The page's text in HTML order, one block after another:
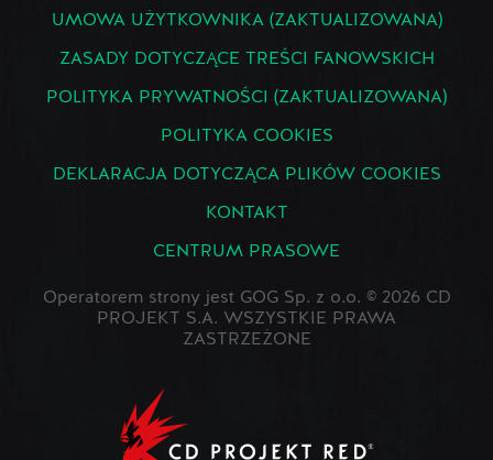
UMOWA UŻYTKOWNIKA (ZAKTUALIZOWANA)
ZASADY DOTYCZĄCE TREŚCI FANOWSKICH
POLITYKA PRYWATNOŚCI (ZAKTUALIZOWANA)
POLITYKA COOKIES
DEKLARACJA DOTYCZĄCA PLIKÓW COOKIES
KONTAKT
CENTRUM PRASOWE
Operatorem strony jest GOG Sp. z o.o. © 2026 CD
PROJEKT S.A. WSZYSTKIE PRAWA
ZASTRZEŻONE